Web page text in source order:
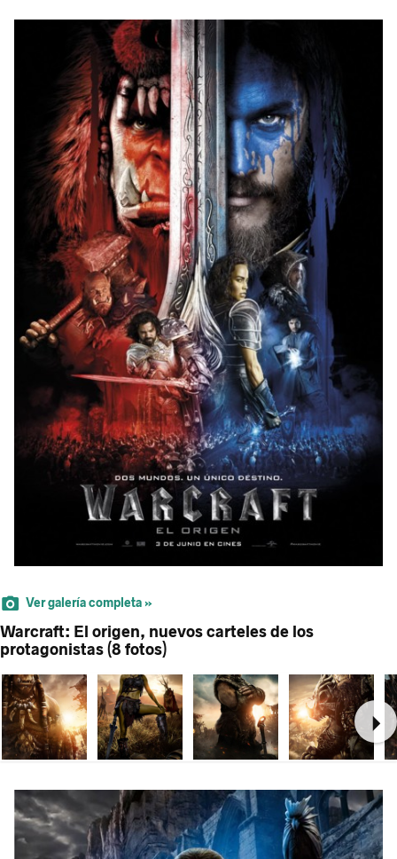
Ver galería completa »
Warcraft: El origen, nuevos carteles de los
protagonistas (8 fotos)